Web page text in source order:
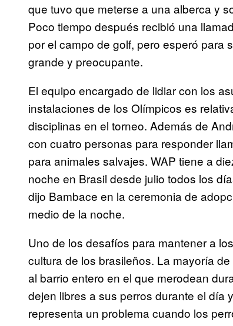
que tuvo que meterse a una alberca y
Poco tiempo después recibió una
por el campo de golf, pero esperó para
grande y preocupante.
El equipo encargado de lidiar con los
instalaciones de los Olímpicos es
disciplinas en el torneo. Además de
con cuatro personas para responder
para animales salvajes. WAP tiene a
noche en Brasil desde julio todos los
dijo Bambace en la ceremonia de
medio de la noche.
Uno de los desafíos para mantener a
cultura de los brasileños. La mayoría
al barrio entero en el que merodean
dejen libres a sus perros durante el día
representa un problema cuando los